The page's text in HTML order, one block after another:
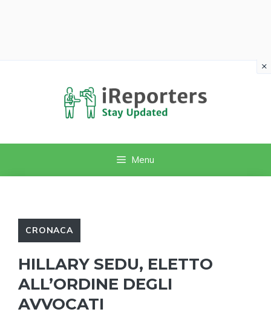
Menu
CRONACA
HILLARY SEDU, ELETTO
ALL’ORDINE DEGLI
AVVOCATI
×